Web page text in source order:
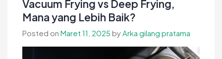
Solusi
Masak
Sehat
di
Vacuum Frying vs Deep Frying,
Mana yang Lebih Baik?
Posted on Maret 11, 2025 byArka gilang pratama